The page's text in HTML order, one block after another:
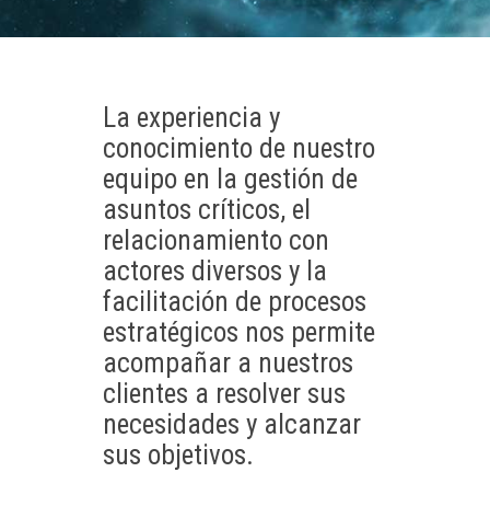
La experiencia y
conocimiento de nuestro
equipo en la gestión de
asuntos críticos, el
relacionamiento con
actores diversos y la
facilitación de procesos
estratégicos nos permite
acompañar a nuestros
clientes a resolver sus
necesidades y alcanzar
sus objetivos.